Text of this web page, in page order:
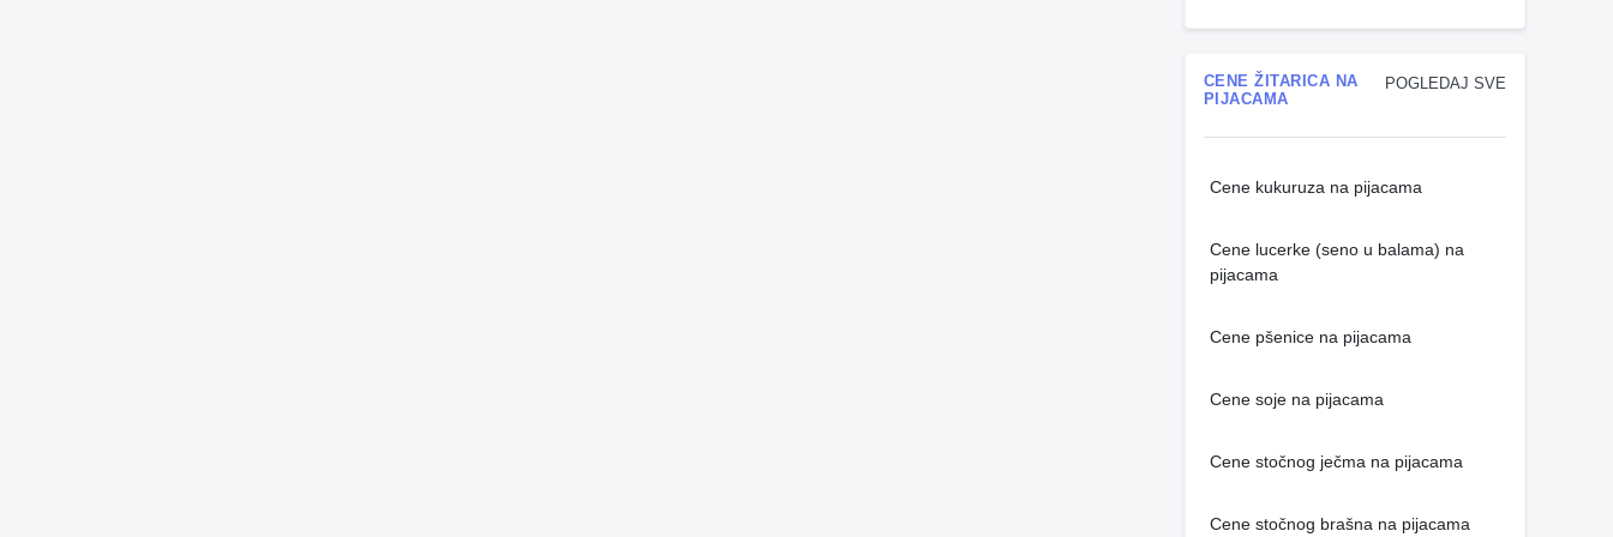
POGLEDAJ SVE
CENE ŽITARICA NA
PIJACAMA
Cene kukuruza na pijacama
Cene lucerke (seno u balama) na
pijacama
Cene pšenice na pijacama
Cene soje na pijacama
Cene stočnog ječma na pijacama
Cene stočnog brašna na pijacama